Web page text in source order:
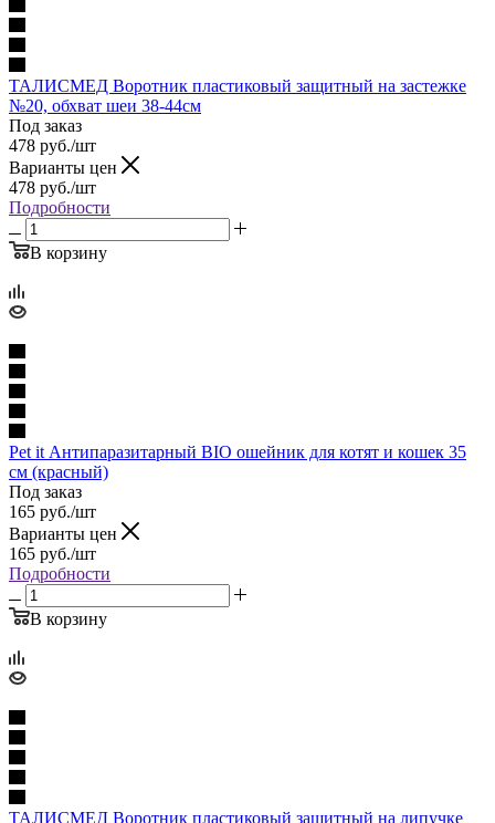
ТАЛИСМЕД Воротник пластиковый защитный на застежке
№20, обхват шеи 38-44см
Под заказ
478 руб./шт
Варианты цен
478 руб./шт
Подробности
В корзину
Pet it Антипаразитарный BIO ошейник для котят и кошек 35
см (красный)
Под заказ
165 руб./шт
Варианты цен
165 руб./шт
Подробности
В корзину
ТАЛИСМЕД Воротник пластиковый защитный на липучке